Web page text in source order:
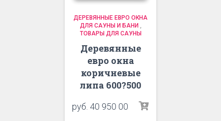
ДЕРЕВЯННЫЕ ЕВРО ОКНА
ДЛЯ САУНЫ И БАНИ ,
ТОВАРЫ ДЛЯ САУНЫ
Деревянные
евро окна
коричневые
липа 600?500
руб. 40 950 00